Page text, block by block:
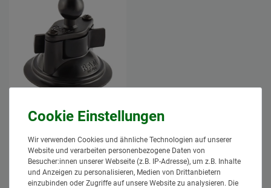
Saugfuß-Basis inkl.
Trapez-Basisplatte mit
cm)
41,95 € *
Lieferzeit: 1 bis 3 Tage*
inkl. MwSt.zzgl. Versand
Wir verwenden Cookies und ähnliche Technologien auf unserer
Website und verarbeiten personenbezogene Daten von
Besucher:innen unserer Webseite (z.B. IP-Adresse), um z.B. Inhalte
und Anzeigen zu personalisieren, Medien von Drittanbietern
einzubinden oder Zugriffe auf unsere Website zu analysieren. Die